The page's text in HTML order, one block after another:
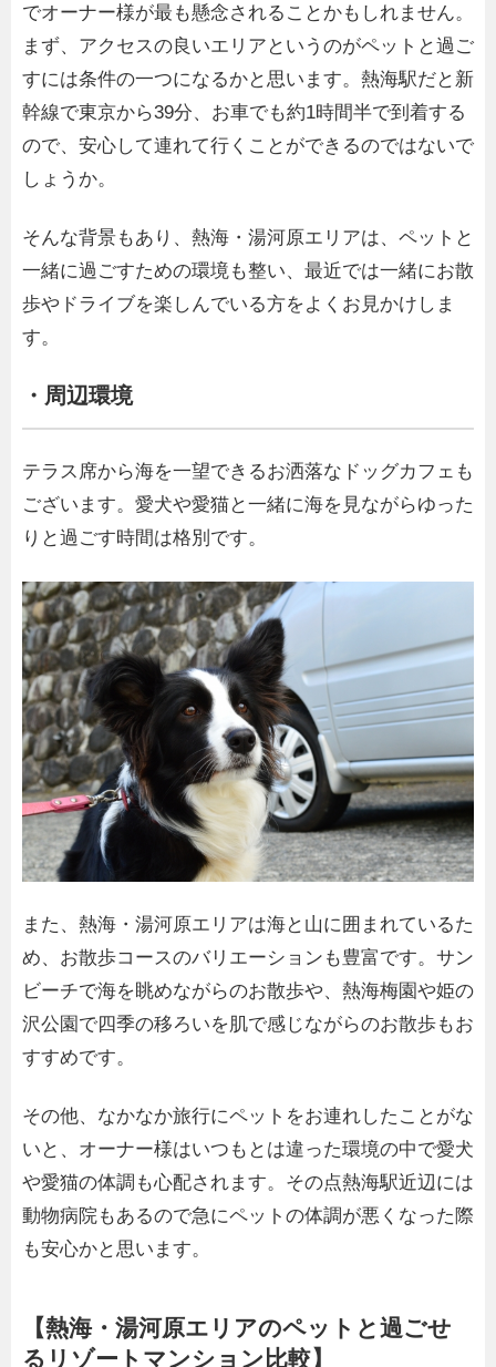
でオーナー様が最も懸念されることかもしれません。
まず、アクセスの良いエリアというのがペットと過ご
すには条件の一つになるかと思います。熱海駅だと新
幹線で東京から39分、お車でも約1時間半で到着する
ので、安心して連れて行くことができるのではないで
しょうか。
そんな背景もあり、熱海・湯河原エリアは、ペットと
一緒に過ごすための環境も整い、最近では一緒にお散
歩やドライブを楽しんでいる方をよくお見かけしま
す。
・周辺環境
テラス席から海を一望できるお洒落なドッグカフェも
ございます。愛犬や愛猫と一緒に海を見ながらゆった
りと過ごす時間は格別です。
また、熱海・湯河原エリアは海と山に囲まれているた
め、お散歩コースのバリエーションも豊富です。サン
ビーチで海を眺めながらのお散歩や、熱海梅園や姫の
沢公園で四季の移ろいを肌で感じながらのお散歩もお
すすめです。
その他、なかなか旅行にペットをお連れしたことがな
いと、オーナー様はいつもとは違った環境の中で愛犬
や愛猫の体調も心配されます。その点熱海駅近辺には
動物病院もあるので急にペットの体調が悪くなった際
も安心かと思います。
【熱海・湯河原エリアのペットと過ごせ
るリゾートマンション比較】